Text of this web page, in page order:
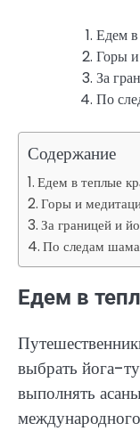
Едем
Горы
За
По
Содержание
Едем в теплые
Горы и
За границей и
По следам
Едем в
выбрать йога-
выполнять